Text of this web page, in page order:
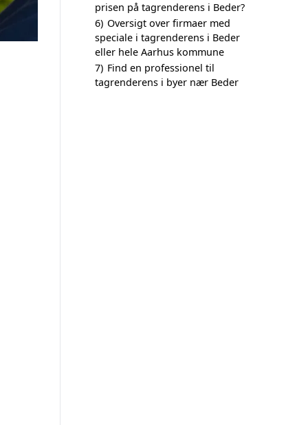
prisen på tagrenderens i Beder?
6) Oversigt over firmaer med
speciale i tagrenderens i Beder
eller hele Aarhus kommune
7) Find en professionel til
tagrenderens i byer nær Beder